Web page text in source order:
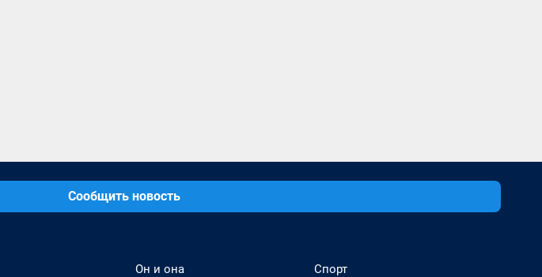
Сообщить новость
Он и она
Спорт